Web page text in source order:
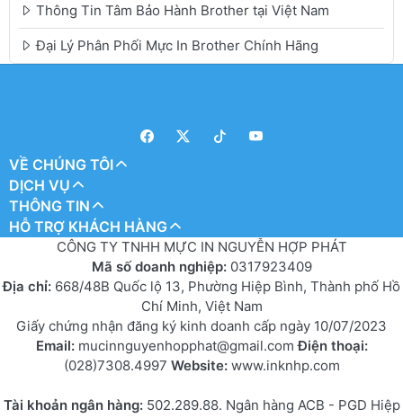
Thông Tin Tâm Bảo Hành Brother tại Việt Nam
Đại Lý Phân Phối Mực In Brother Chính Hãng
VỀ CHÚNG TÔI
DỊCH VỤ
THÔNG TIN
HỖ TRỢ KHÁCH HÀNG
CÔNG TY TNHH MỰC IN NGUYỄN HỢP PHÁT
Mã số doanh nghiệp: 0317923409
Địa chỉ: 668/48B Quốc lộ 13, Phường Hiệp Bình, Thành phố Hồ
Chí Minh, Việt Nam
Giấy chứng nhận đăng ký kinh doanh cấp ngày 10/07/2023
Email: mucinnguyenhopphat@gmail.comĐiện thoại:
(028)7308.4997 Website: www.inknhp.com
Tài khoản ngân hàng: 502.289.88. Ngân hàng ACB - PGD Hiệp